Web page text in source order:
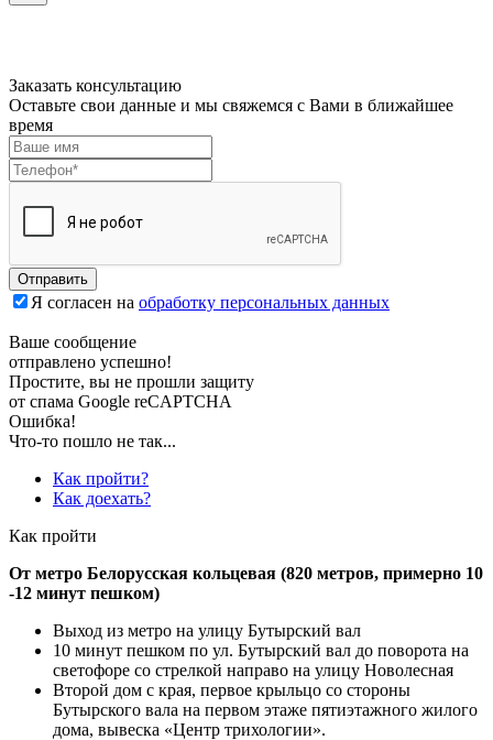
Заказать консультацию
Оставьте свои данные и мы свяжемся с Вами в ближайшее
время
Отправить
Я согласен на обработку персональных данных
Ваше сообщение
отправлено успешно!
Простите, вы не прошли защиту
от спама Google reCAPTCHA
Ошибка!
Что-то пошло не так...
Как пройти?
Как доехать?
Как пройти
От метро Белорусская кольцевая (820 метров, примерно 10
-12 минут пешком)
Выход из метро на улицу Бутырский вал
10 минут пешком по ул. Бутырский вал до поворота на
светофоре со стрелкой направо на улицу Новолесная
Второй дом с края, первое крыльцо со стороны
Бутырского вала на первом этаже пятиэтажного жилого
дома, вывеска «Центр трихологии».